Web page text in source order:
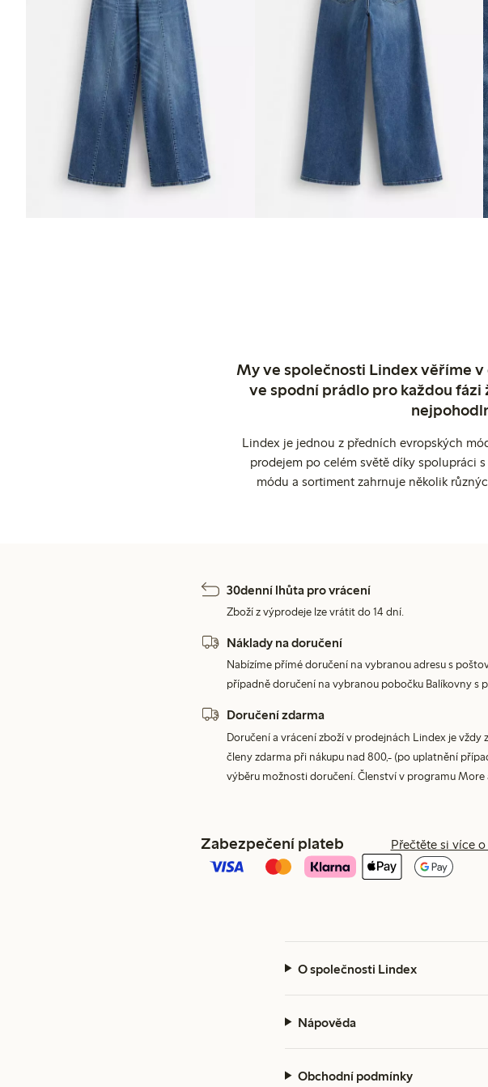
My ve společnosti Lindex věříme
ve spodní prádlo pro každou
Lindex je jednou z předních evropských
prodejem po celém světě díky spolupráci
módu a sortiment zahrnuje několik
30denní lhůta pro vrácení
Zboží z výprodeje lze vrátit do 14 dní.
Náklady na doručení
Nabízíme přímé doručení na vybranou adresu s
případně doručení na vybranou pobočku Balíkovny s
Doručení zdarma
Doručení a vrácení zboží v prodejnách Lindex je vždy
členy zdarma při nákupu nad 800,- (po uplatnění
výběru možnosti doručení. Členství v programu More
Zabezpečení plateb Přečtěte si více
O společnosti Lindex
Nápověda
Obchodní podmínky